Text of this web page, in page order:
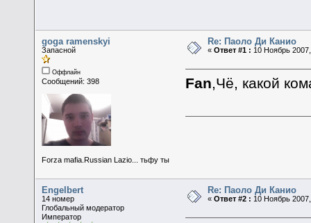
goga ramenskyi
Запасной
Оффлайн
Сообщений: 398
Forza mafia.Russian Lazio... тьфу ты
Re: Паоло Ди Канио
«Ответ #1 : 10 Ноябрь
Fan,Чё, какой
Engelbert
14 номер
Глобальный модератор
Император
Re: Паоло Ди Канио
«Ответ #2 : 10 Ноябрь